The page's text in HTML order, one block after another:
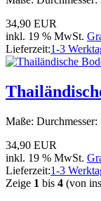
34,90 EUR
inkl. 19 % MwSt.
Lieferzeit:1-3
Maße:
34,90 EUR
inkl. 19 % MwSt.
Lieferzeit:1-3
Zeige 1 bis 4 (von